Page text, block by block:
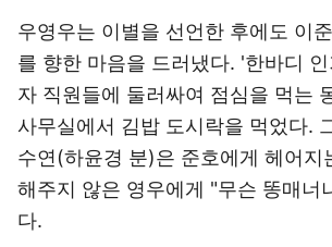
우영우는 이별을 선언한 후에도 이
를 향한 마음을 드러냈다. '한바디
자 직원들에 둘러싸여 점심을 먹는
사무실에서 김밥 도시락을 먹었다.
수연(하윤경 분)은 준호에게 헤어지
해주지 않은 영우에게 "무슨 똥매너
다.